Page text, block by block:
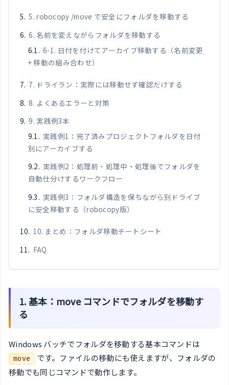
5. robocopy /move で安全にフォルダを移動する
6. 名前を変えながらフォルダを移動する
6-1. 日付を付けてアーカイブ移動する（名前変更
+ 移動の組み合わせ）
7. ドライラン：実際には移動せず確認だけする
8. よくあるエラーと対策
9. 実践例3本
実践例1：完了済みプロジェクトフォルダを日付
別にアーカイブする
実践例2：処理前・処理中・処理後でフォルダを
自動仕分けするワークフロー
実践例3：フォルダ構造を保ちながら別ドライブ
に安全移動する（robocopy版）
10. まとめ：フォルダ移動チートシート
FAQ
1. 基本：move コマンドでフォルダを移動す
る
Windows バッチでフォルダを移動する基本コマンドは
move
です。ファイルの移動にも使えますが、フォルダの
移動でも同じコマンドで動作します。